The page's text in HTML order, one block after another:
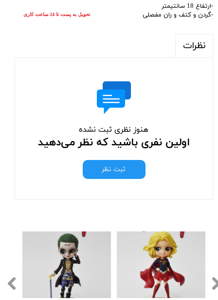
-ارتفاع 18 سانتیمتر
-گردن و کتف و ران مفصلی
نظرات
هنوز نظری ثبت نشده
اولین نفری باشید که نظر می‌دهید
ثبت نظر
تحویل به پست تا 24 ساعت کاری